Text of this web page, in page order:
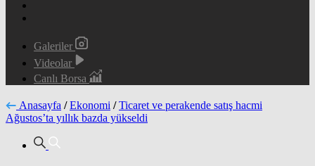
Galeriler
Videolar
Canlı Borsa
Anasayfa / Ekonomi / Ticaret ve perakende satış hacmi
Ağustos’ta yıllık bazda yükseldi